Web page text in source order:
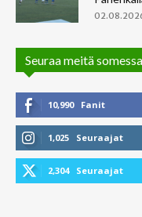
Seuraa meitä somessa
10,990 Fanit
1,025 Seuraajat
2,304 Seuraajat